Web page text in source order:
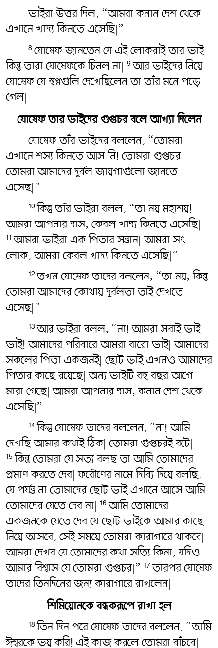
ভাইরা উত্তর দিল, “আমরা কনান দেশ থেকে
এখানে খাদ্য কিনতে এসেছি|”
8 যোষেফ জানতেন যে এই লোকরাই তার ভাই
কিন্তু তারা যোষেফকে চিনল না| 9আর ভাইদের নিয়ে
যোষেফ যে স্বপ্নগুলি দেখেছিলেন তা তাঁর মনে পড়ে
গেল|
যোষেফ তার ভাইদের গুপ্তচর বলে আখ্যা দিলেন
যোষেফ তাঁর ভাইদের বললেন, “তোমরা
এখানে শস্য কিনতে আস নি! তোমরা গুপ্তচর|
তোমরা আমাদের দুর্বল জায়গাগুলো জানতে
এসেছ|”
10কিন্তু তাঁর ভাইরা বলল, “তা নয় মহাশয়!
আমরা আপনার দাস, কেবল খাদ্য কিনতে এসেছি|
11আমরা ভাইরা এক পিতার সন্তান| আমরা সৎ‌
লোক, আমরা কেবল খাদ্য কিনতে এসেছি|”
12তখন যোষেফ তাদের বললেন, “তা নয়, কিন্তু
তোমরা আমাদের কোথায় দুর্বলতা তাই দেখতে
এসেছ|”
13আর ভাইরা বলল, “না! আমরা সবাই ভাই
ভাই! আমাদের পরিবারে আমরা বারো ভাই| আমাদের
সকলের পিতা একজনই| ছোট ভাই এখনও আমাদের
পিতার কাছে রয়েছে| অন্য ভাইটি বহু বছর আগে
মারা গেছে| আমরা আপনার দাস, কনান দেশ থেকে
এসেছি|”
14কিন্তু যোষেফ তাদের বললেন, “না! আমি
দেখছি আমার কথাই ঠিক| তোমরা গুপ্তচরই বটে|
15কিন্তু তোমরা যে সত্য বলছ তা আমি তোমাদের
প্রমাণ করতে দেব| ফরৌণের নামে দিব্যি দিয়ে বলছি,
যে পর্যন্ত না তোমাদের ছোট ভাই এখানে আসে আমি
তোমাদের যেতে দেব না| 16আমি তোমাদের
একজনকে যেতে দেব যে ছোট ভাইকে আমার কাছে
নিয়ে আসবে, সেই সময়ে তোমরা কারাগারে থাকবে|
আমরা দেখব যে তোমাদের কথা সত্যি কিনা, যদিও
আমার বিশ্বাস যে তোমরা গুপ্তচর|” 17তারপর যোষেফ
তাদের তিনদিনের জন্য কারাগারে রাখলেন|
শিমিয়োনকে বন্ধকরূপে রাখা হল
18তিন দিন পরে যোষেফ তাদের বললেন, “আমি
ঈশ্বরকে ভয় করি! এই কাজ করলে তোমরা বাঁচবে|